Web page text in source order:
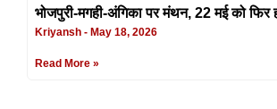
भोजपुरी-मगही-अंगिका पर मंथन, 22 मई को फिर
Kriyansh May 18, 2026
Read More »